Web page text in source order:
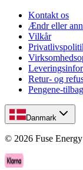
Kontakt os
Ændr eller
Vilkår
Retur- og
Pengene-
Danmark
© 2026 Fuse